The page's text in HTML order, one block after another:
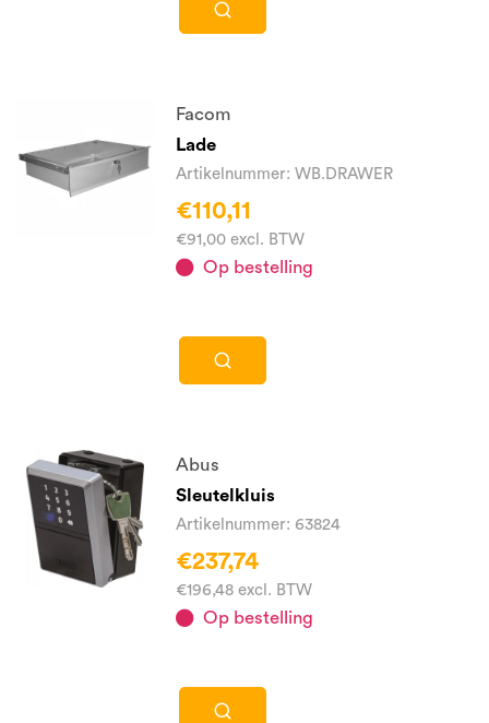
Facom
Lade
Artikelnummer: WB.DRAWER
€110,11
€91,00 excl. BTW
Op bestelling
Abus
Sleutelkluis
Artikelnummer: 63824
€237,74
€196,48 excl. BTW
Op bestelling